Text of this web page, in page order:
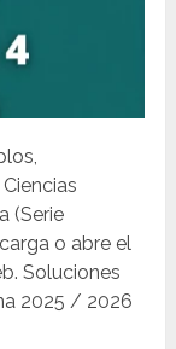
(Serie
o abre el
Soluciones
2025 / 2026